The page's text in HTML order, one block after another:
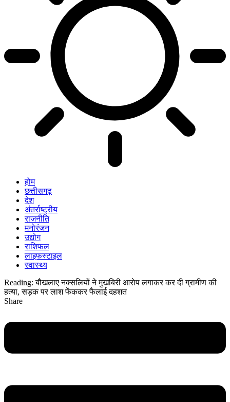
होम
छत्तीसगढ़
देश
अंतर्राष्ट्रीय
राजनीति
मनोरंजन
उद्योग
राशिफल
लाइफस्टाइल
स्वास्थ्य
Reading: बौखलाए नक्सलियों ने मुखबिरी आराेप लगाकर कर दी ग्रामीण की
हत्या, सड़क पर लाश फेंककर फैलाई दहशत
Share